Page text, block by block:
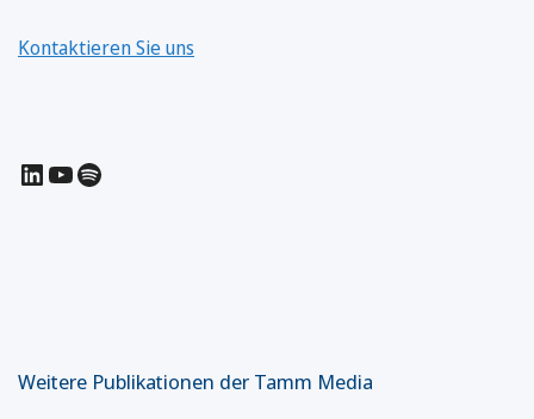
Kontaktieren Sie uns
LinkedIn
YouTube
Spotify
Weitere Publikationen der Tamm Media